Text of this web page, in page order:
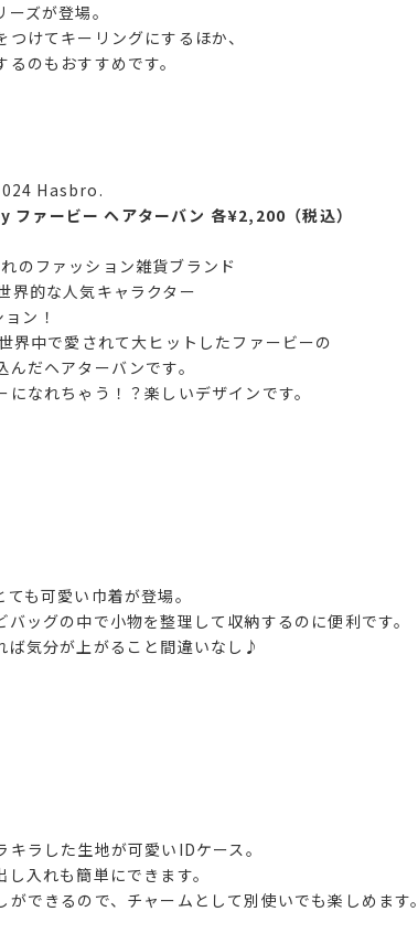
ズが登場。
けてキーリングにするほか、
のもおすすめです。
ァービー ヘアターバン 各¥2,200（税込）
のファッション雑貨ブランド
界的な人気キャラクター
ン！
界中で愛されて大ヒットしたファービーの
だヘアターバンです。
なれちゃう！？楽しいデザインです。
も可愛い巾着が登場。
ッグの中で小物を整理して収納するのに便利です。
ば気分が上がること間違いなし♪
ラした生地が可愛いIDケース。
入れも簡単にできます。
できるので、チャームとして別使いでも楽しめます。